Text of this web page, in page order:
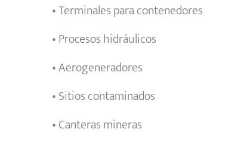
• Terminales para contenedores
• Procesos hidráulicos
• Aerogeneradores
• Sitios contaminados
• Canteras mineras